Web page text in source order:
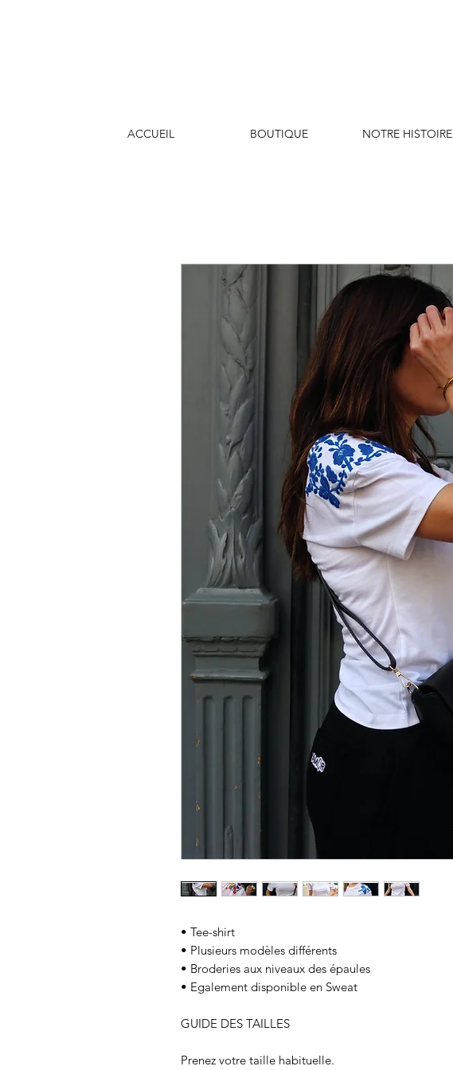
ACCUEIL BOUTIQUE NOTRE HISTOIRE
• Tee-shirt
• Plusieurs modèles différents
• Broderies aux niveaux des épaules
• Egalement disponible en Sweat
GUIDE DES TAILLES
Prenez votre taille habituelle.